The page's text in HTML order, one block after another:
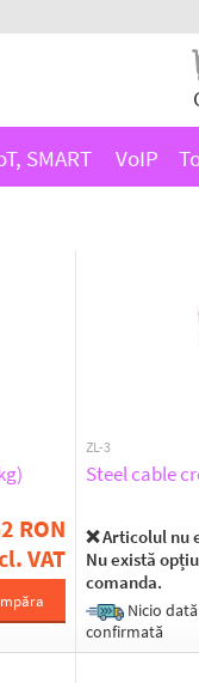
SMART VoIP
RON
VAT
ZL-3
Steel cable
❌ Articolul nu
Nu există
comanda.
Nicio
confirmată